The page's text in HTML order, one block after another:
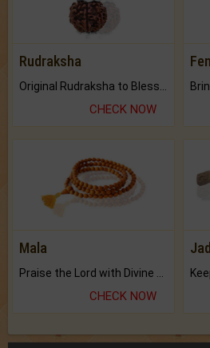
Rudraksha
CHECK NOW
Mala
Praise the Lord with Divine Energies of Mala.
CHECK NOW